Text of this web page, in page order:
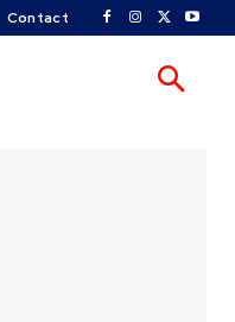
Contact